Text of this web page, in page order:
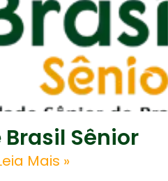
Brasil Sênior
Mais »